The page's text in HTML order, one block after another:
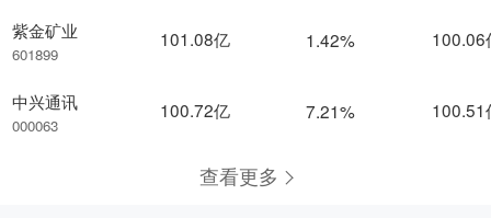
紫金矿业
601899
中兴通讯
000063
101.08亿 1.42% 100.06
100.72亿 7.21% 100.51
查看更多